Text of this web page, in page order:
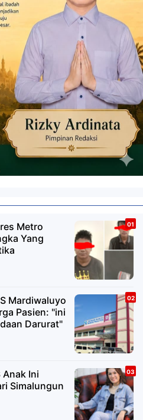
Metro
Yang
Mardiwaluyo
Pasien: "ini
Darurat"
Ini
Simalungun